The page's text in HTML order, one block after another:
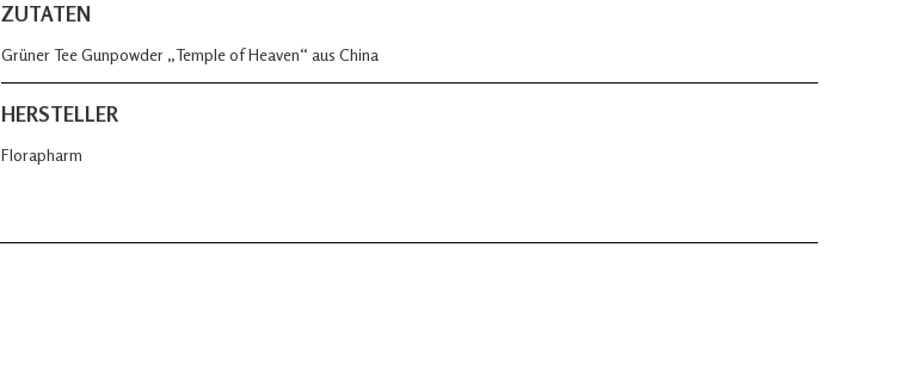
ZUTATEN
Grüner Tee Gunpowder „Temple of Heaven“ aus China
HERSTELLER
Florapharm